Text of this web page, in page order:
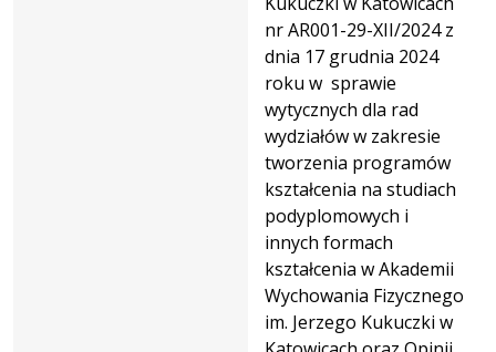
nr AR001-29-XII/2024 z
dnia 17 grudnia 2024
roku w sprawie
wytycznych dla rad
wydziałów w zakresie
tworzenia programów
kształcenia na studiach
podyplomowych i
innych formach
kształcenia w Akademii
Wychowania Fizycznego
im. Jerzego Kukuczki w